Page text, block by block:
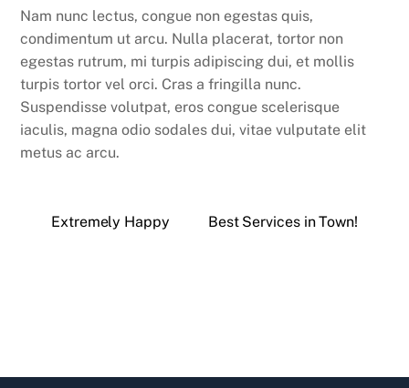
Nam nunc lectus, congue non egestas quis,
condimentum ut arcu. Nulla placerat, tortor non
egestas rutrum, mi turpis adipiscing dui, et mollis
turpis tortor vel orci. Cras a fringilla nunc.
Suspendisse volutpat, eros congue scelerisque
iaculis, magna odio sodales dui, vitae vulputate elit
metus ac arcu.
Extremely Happy Best Services in Town!